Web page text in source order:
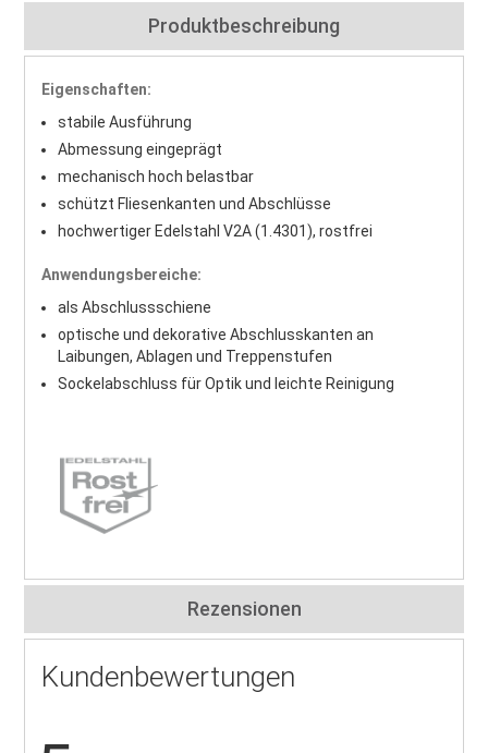
Produktbeschreibung
Eigenschaften:
stabile Ausführung
Abmessung eingeprägt
mechanisch hoch belastbar
schützt Fliesenkanten und Abschlüsse
hochwertiger Edelstahl V2A (1.4301), rostfrei
Anwendungsbereiche:
als Abschlussschiene
optische und dekorative Abschlusskanten an
Laibungen, Ablagen und Treppenstufen
Sockelabschluss für Optik und leichte Reinigung
Rezensionen
Kundenbewertungen